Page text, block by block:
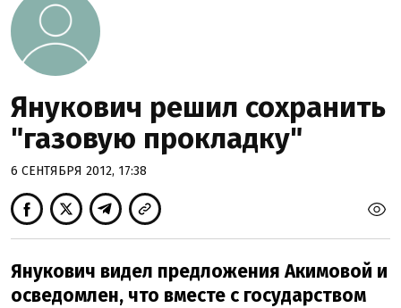
Янукович решил сохранить
"газовую прокладку"
6 СЕНТЯБРЯ 2012, 17:38
Янукович видел предложения Акимовой и
осведомлен, что вместе с государством